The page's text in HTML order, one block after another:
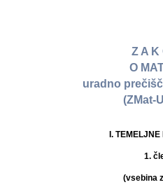
Z A K
O
uradno
(ZMat-
I.
1.
(vsebina